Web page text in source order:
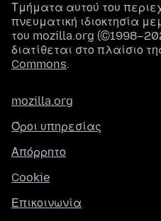
Τμήματα αυτού του
πνευματική ιδιοκτησία
του mozilla.org
διατίθεται στο πλαίσιο
Commons.
mozilla.org
Όροι υπηρεσίας
Απόρρητο
Cookie
Επικοινωνία